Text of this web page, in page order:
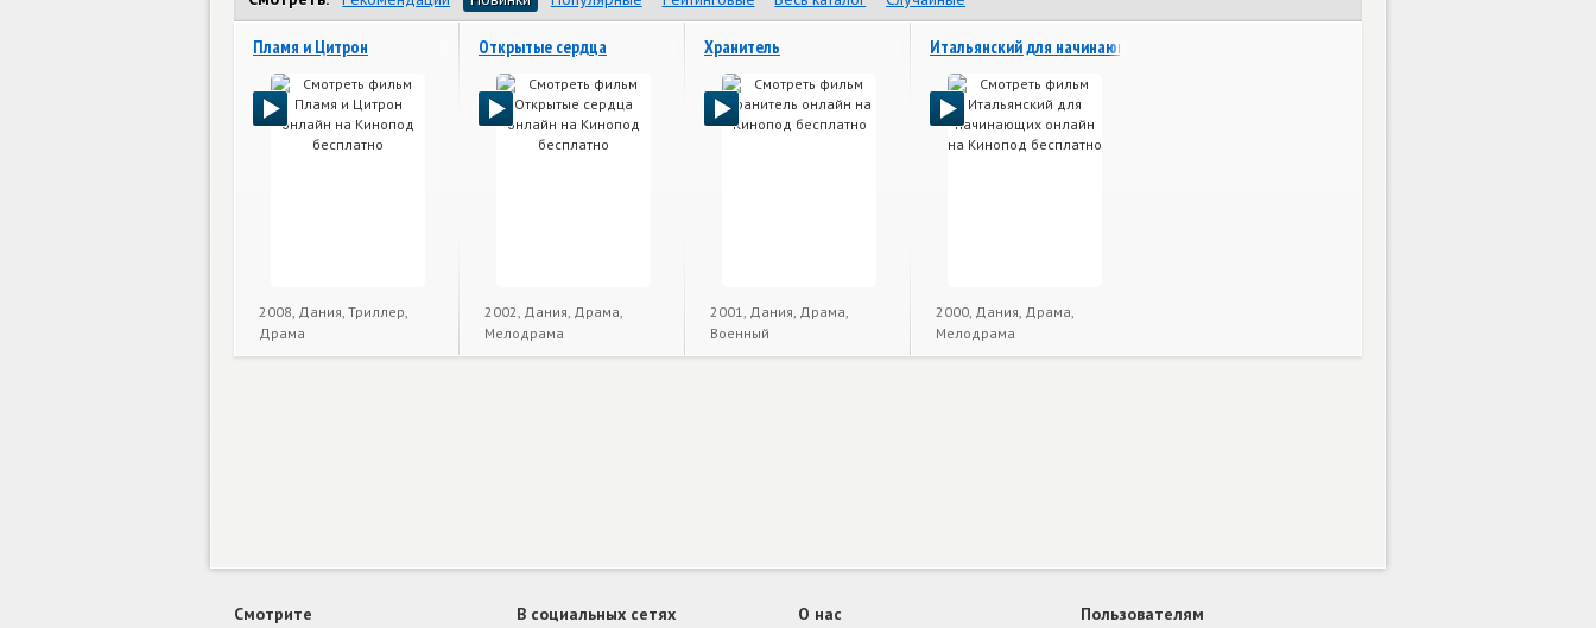
Пламя и Цитрон
2008, Дания, Триллер,
Драма
Открытые сердца
2002, Дания, Драма,
Мелодрама
Хранитель
2001, Дания, Драма,
Военный
Итальянский для начинающих
2000, Дания, Драма,
Мелодрама
Смотрите В социальных сетях О нас Пользователям